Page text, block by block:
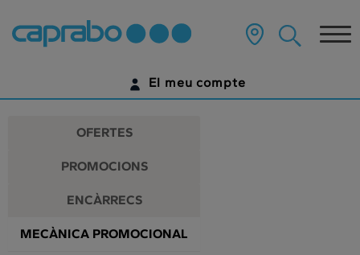
Promocions
descomptes
als
nostres
supermercats
contingut
pàgina
El meu compte
ENCARA NO TENS UN COMPTE DIGITAL?
OFERTES
PROMOCIONS
ENCÀRRECS
MECÀNICA PROMOCIONAL